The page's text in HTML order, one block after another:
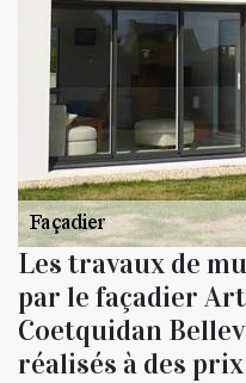
Les travaux de
par le façadier
Coetquidan
réalisés à des